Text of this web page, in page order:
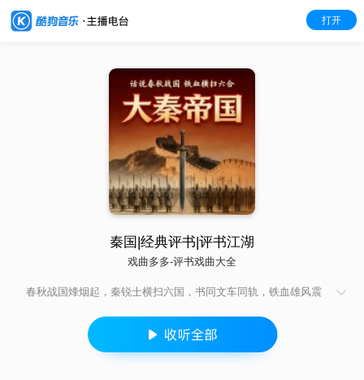
打开
秦国|经典评书|评书江湖
戏曲多多-评书戏曲大全
春秋战国烽烟起，秦锐士横扫六国，书同文车同轨，铁血雄风震